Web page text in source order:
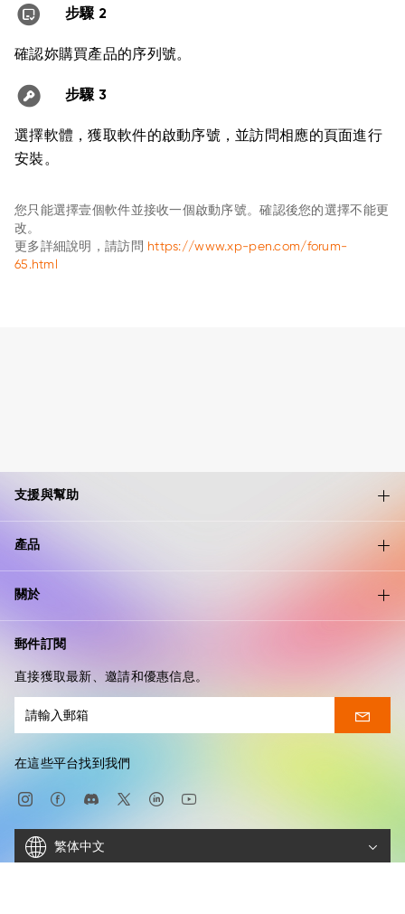
步驟 2
確認妳購買產品的序列號。
步驟 3
選擇軟體，獲取軟件的啟動序號，並訪問相應的頁面進行
安裝。
您只能選擇壹個軟件並接收一個啟動序號。確認後您的選擇不能更
改。
更多詳細說明，請訪問 https://www.xp-pen.com/forum-
65.html
支援與幫助
產品
關於
郵件訂閱
直接獲取最新、邀請和優惠信息。
在這些平台找到我們
繁体中文